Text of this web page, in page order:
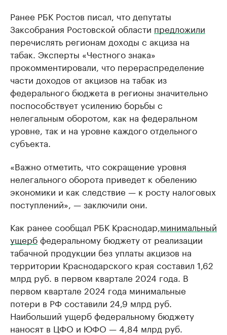
Ранее РБК Ростов писал, что депутаты
Заксобрания Ростовской области предложили
перечислять регионам доходы с акциза на
табак. Эксперты «Честного знака»
прокомментировали, что перераспределение
части доходов от акцизов на табак из
федерального бюджета в регионы значительно
поспособствует усилению борьбы с
нелегальным оборотом, как на федеральном
уровне, так и на уровне каждого отдельного
субъекта.
«Важно отметить, что сокращение уровня
нелегального оборота приведет к обелению
экономики и как следствие — к росту налоговых
поступлений», — заключили они.
Как ранее сообщал РБК Краснодар, минимальный
ущербфедеральному бюджету от реализации
табачной продукции без уплаты акцизов на
территории Краснодарского края составил 1,62
млрд руб. в первом квартале 2024 года. В
первом квартале 2024 года минимальные
потери в РФ составили 24,9 млрд руб.
Наибольший ущерб федеральному бюджету
наносят в ЦФО и ЮФО — 4,84 млрд руб.